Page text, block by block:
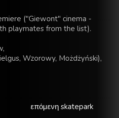
("Giewont" cinema -
playmates from the list).
Wzorowy, Możdżyński),
επόμενη skatepark